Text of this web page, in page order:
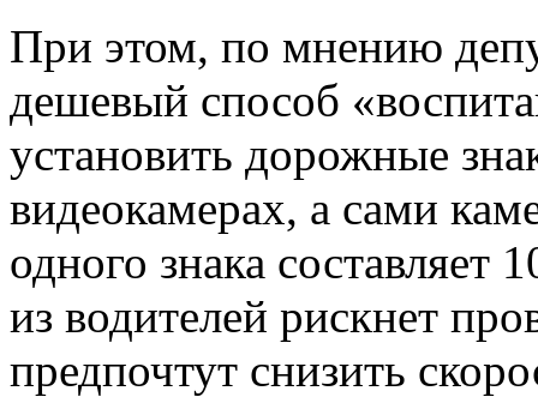
При этом, по мнению
дешевый способ
установить дорожные
видеокамерах, а сами
одного знака составляет
из водителей рискнет
предпочтут снизить